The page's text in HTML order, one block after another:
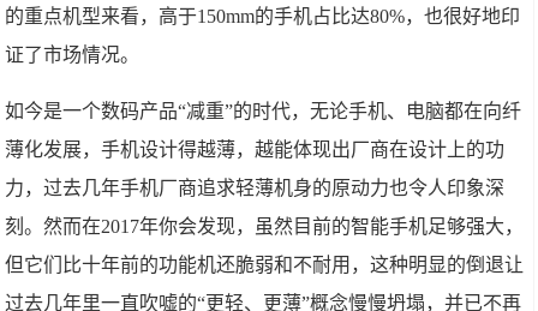
的重点机型来看，高于150mm的手机占比达80%，也很好地印
证了市场情况。
如今是一个数码产品“减重”的时代，无论手机、电脑都在向纤
薄化发展，手机设计得越薄，越能体现出厂商在设计上的功
力，过去几年手机厂商追求轻薄机身的原动力也令人印象深
刻。然而在2017年你会发现，虽然目前的智能手机足够强大，
但它们比十年前的功能机还脆弱和不耐用，这种明显的倒退让
过去几年里一直吹嘘的“更轻、更薄”概念慢慢坍塌，并已不再